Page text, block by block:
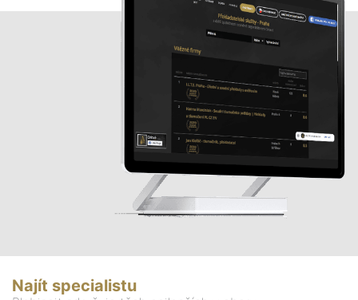
Najít specialistu